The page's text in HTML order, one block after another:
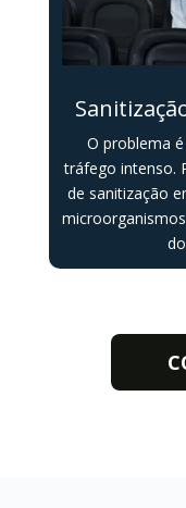
O problema
tráfego intenso.
de sanitização